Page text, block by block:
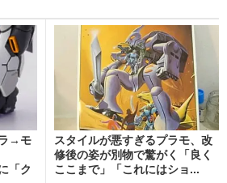
→モ
「ク
スタイルが悪すぎるプラモ、改
修後の姿が別物で驚がく「良く
ここまで」「これにはショ...